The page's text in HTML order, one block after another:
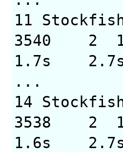
11
3540 2
1.7s
...
14
3538 2
1.6s